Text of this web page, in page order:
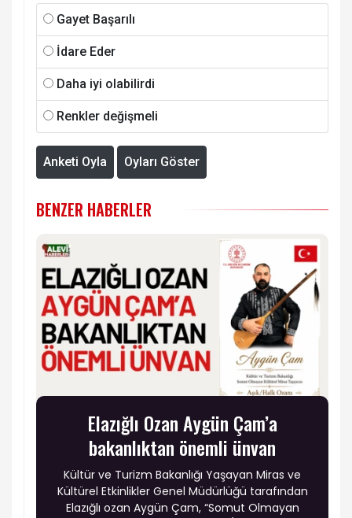
Gayet Başarılı
İdare Eder
Daha iyi olabilirdi
Renkler değişmeli
Anketi Oyla Oyları Göster
BENZER HABERLER
Elazığlı Ozan Aygün Çam’a
bakanlıktan önemli ünvan
Kültür ve Turizm Bakanlığı Yaşayan Miras ve
Kültürel Etkinlikler Genel Müdürlüğü tarafından
Elazığlı ozan Aygün Çam, “Somut Olmayan